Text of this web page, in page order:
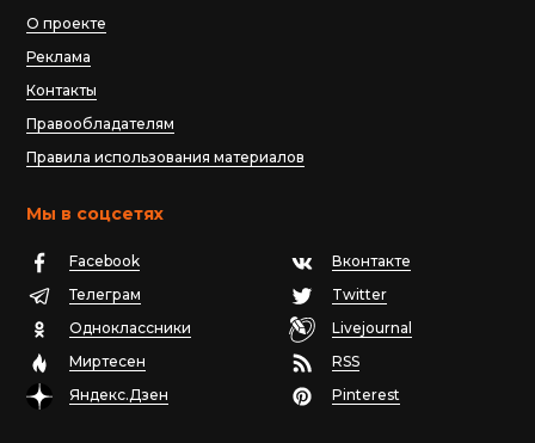
О проекте
Реклама
Контакты
Правообладателям
Правила использования материалов
Мы в соцсетях
Facebook
Вконтакте
Телеграм
Twitter
Одноклассники
Livejournal
Миртесен
RSS
Яндекс.Дзен
Pinterest